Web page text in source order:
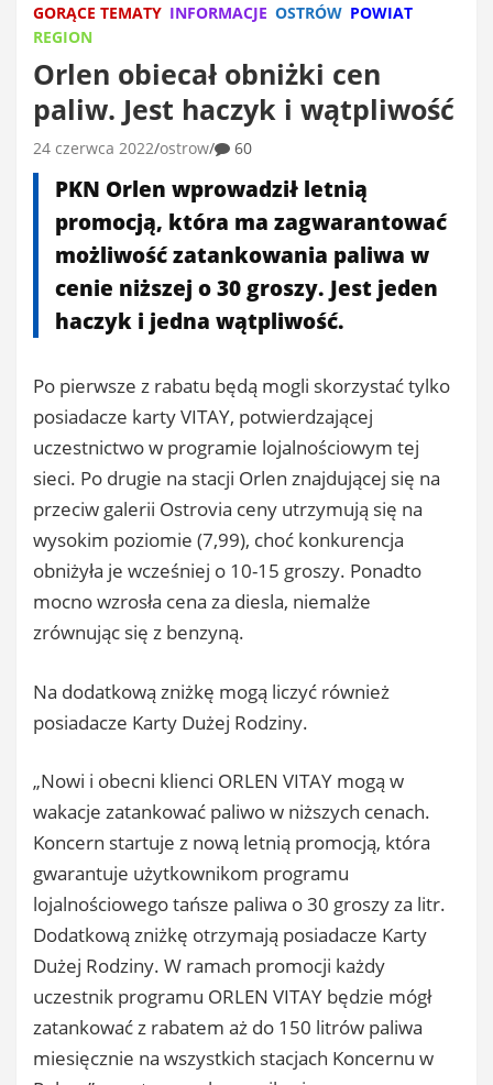
GORĄCE TEMATY INFORMACJE OSTRÓW POWIAT
REGION
Orlen obiecał obniżki cen
paliw. Jest haczyk i wątpliwość
24 czerwca 2022 ostrow 60
PKN Orlen wprowadził letnią
promocją, która ma zagwarantować
możliwość zatankowania paliwa w
cenie niższej o 30 groszy. Jest jeden
haczyk i jedna wątpliwość.
Po pierwsze z rabatu będą mogli skorzystać tylko
posiadacze karty VITAY, potwierdzającej
uczestnictwo w programie lojalnościowym tej
sieci. Po drugie na stacji Orlen znajdującej się na
przeciw galerii Ostrovia ceny utrzymują się na
wysokim poziomie (7,99), choć konkurencja
obniżyła je wcześniej o 10-15 groszy. Ponadto
mocno wzrosła cena za diesla, niemalże
zrównując się z benzyną.
Na dodatkową zniżkę mogą liczyć również
posiadacze Karty Dużej Rodziny.
„Nowi i obecni klienci ORLEN VITAY mogą w
wakacje zatankować paliwo w niższych cenach.
Koncern startuje z nową letnią promocją, która
gwarantuje użytkownikom programu
lojalnościowego tańsze paliwa o 30 groszy za litr.
Dodatkową zniżkę otrzymają posiadacze Karty
Dużej Rodziny. W ramach promocji każdy
uczestnik programu ORLEN VITAY będzie mógł
zatankować z rabatem aż do 150 litrów paliwa
miesięcznie na wszystkich stacjach Koncernu w